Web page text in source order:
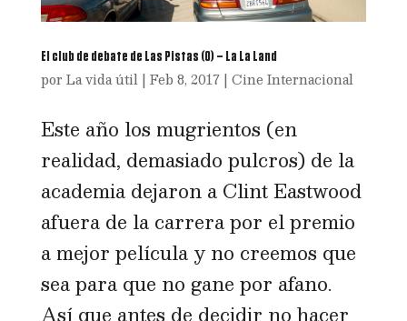
El club de debate de Las Pistas (0) – La La Land
por La vida útil| Feb 8, 2017| Cine Internacional
Este año los mugrientos (en
realidad, demasiado pulcros) de la
academia dejaron a Clint Eastwood
afuera de la carrera por el premio
a mejor película y no creemos que
sea para que no gane por afano.
Así que antes de decidir no hacer